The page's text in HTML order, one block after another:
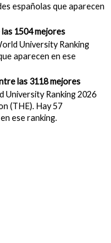
españolas que aparecen
1504 mejores
University Ranking
aparecen en ese
las 3118 mejores
University Ranking 2026
(THE). Hay 57
ese ranking.